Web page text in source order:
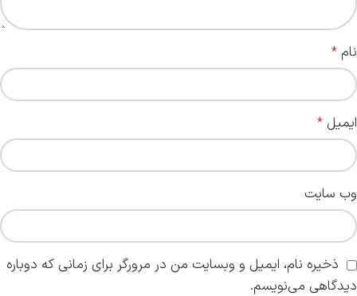
نام *
ایمیل *
وب‌ سایت
ذخیره نام، ایمیل و وبسایت من در مرورگر برای زمانی که دوباره
دیدگاهی می‌نویسم.